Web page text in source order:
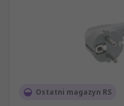
Ostatni magazyn RS